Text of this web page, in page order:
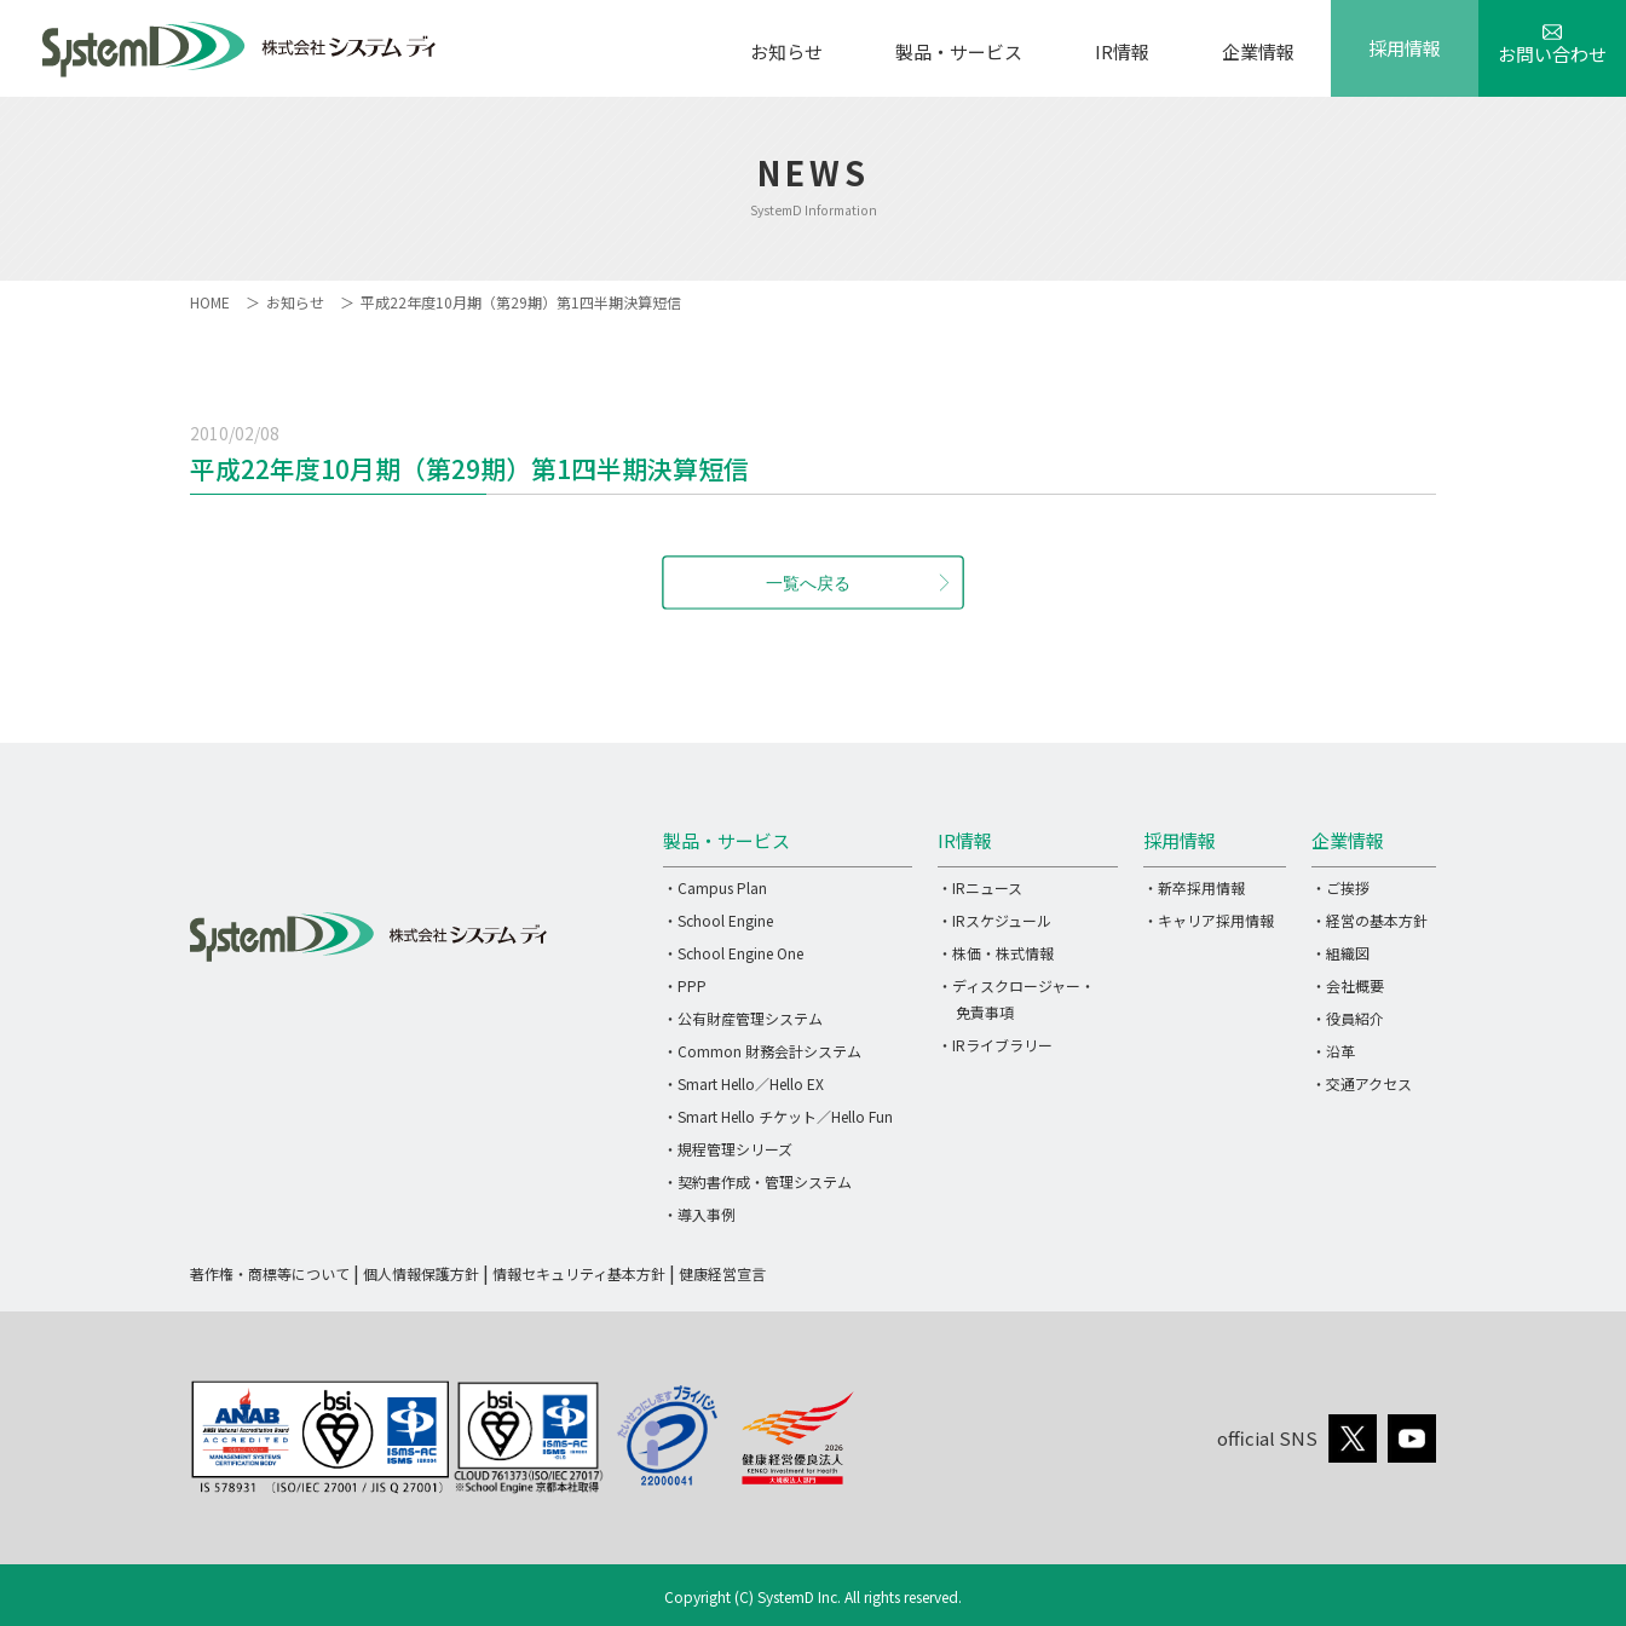
お知らせ 製品・サービス IR情報 企業情報 採用情報 お問い合わせ
NEWS
SystemD Information
HOME お知らせ 平成22年度10月期（第29期）第1四半期決算短信
2010/02/08
平成22年度10月期（第29期）第1四半期決算短信
製品・サービス
・Campus Plan
・School Engine
・School Engine One
・PPP
・公有財産管理システム
・Common 財務会計システム
・Smart Hello／Hello EX
・Smart Hello チケット／Hello Fun
・規程管理シリーズ
・契約書作成・管理システム
・導入事例
IR情報
・IRニュース
・IRスケジュール
・株価・株式情報
・ディスクロージャー・
免責事項
・IRライブラリー
採用情報
・新卒採用情報
・キャリア採用情報
企業情報
・ご挨拶
・経営の基本方針
・組織図
・会社概要
・役員紹介
・沿革
・交通アクセス
著作権・商標等について 個人情報保護方針 情報セキュリティ基本方針 健康経営宣言
official SNS
Copyright (C) SystemD Inc. All rights reserved.